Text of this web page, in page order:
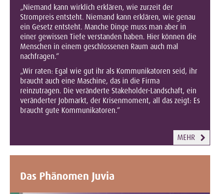
„Niemand kann wirklich erklären, wie zurzeit der
Strompreis entsteht. Niemand kann erklären, wie genau
ein Gesetz entsteht. Manche Dinge muss man aber in
einer gewissen Tiefe verstanden haben. Hier können die
Menschen in einem geschlossenen Raum auch mal
nachfragen.“
„Wir raten: Egal wie gut ihr als Kommunikatoren seid, ihr
braucht auch eine Maschine, das in die Firma
reinzutragen. Die veränderte Stakeholder-Landschaft, ein
veränderter Jobmarkt, der Krisenmoment, all das zeigt: Es
braucht gute Kommunikatoren.“
MEHR
Das Phänomen Juvia